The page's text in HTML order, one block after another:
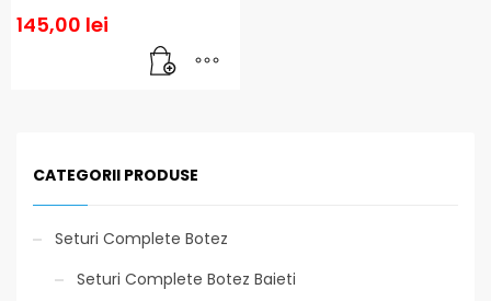
145,00 lei
CATEGORII PRODUSE
Seturi Complete Botez
Seturi Complete Botez Baieti